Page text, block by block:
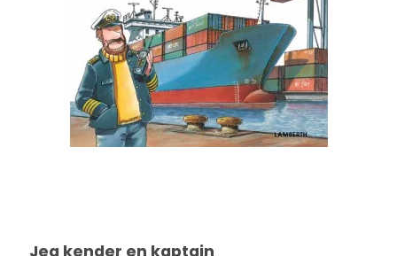
Jeg kender en kaptajn